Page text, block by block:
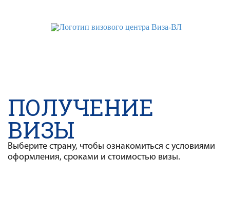
ПОЛУЧЕНИЕ
ВИЗЫ
Выберите страну, чтобы ознакомиться с условиями
оформления, сроками и стоимостью визы.